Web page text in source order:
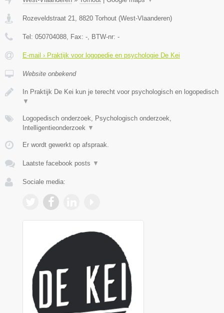
Rozeveldstraat 21, 8820 Torhout (West-Vlaanderen)
Tel: 050704088, Fax: -, BTW-nr: -
E-mail › Praktijk voor logopedie en psychologie De Kei
Website onbekend
In Praktijk De Kei kun je terecht voor psychologisch en logopedisch
▼
Logopedisch onderzoek, Psychologisch onderzoek,
Intelligentieonderzoek ▼
Er wordt gewerkt op afspraak.
Laatste facebook posts ▼
Sociale media: